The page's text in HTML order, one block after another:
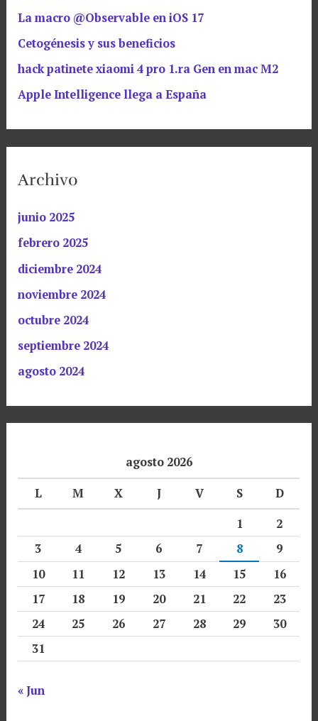
La macro @Observable en iOS 17
Cetogénesis y sus beneficios
hack patinete xiaomi 4 pro 1.ra Gen en mac M2
Apple Intelligence llega a España
Archivo
junio 2025
febrero 2025
diciembre 2024
noviembre 2024
octubre 2024
septiembre 2024
agosto 2024
agosto 2026
L
M X J V S
D
1
2
3
4 5 6 7 8
9
10
11 12 13 14 15
16
17
18 19 20 21 22
23
24
25 26 27 28 29
30
31
« Jun